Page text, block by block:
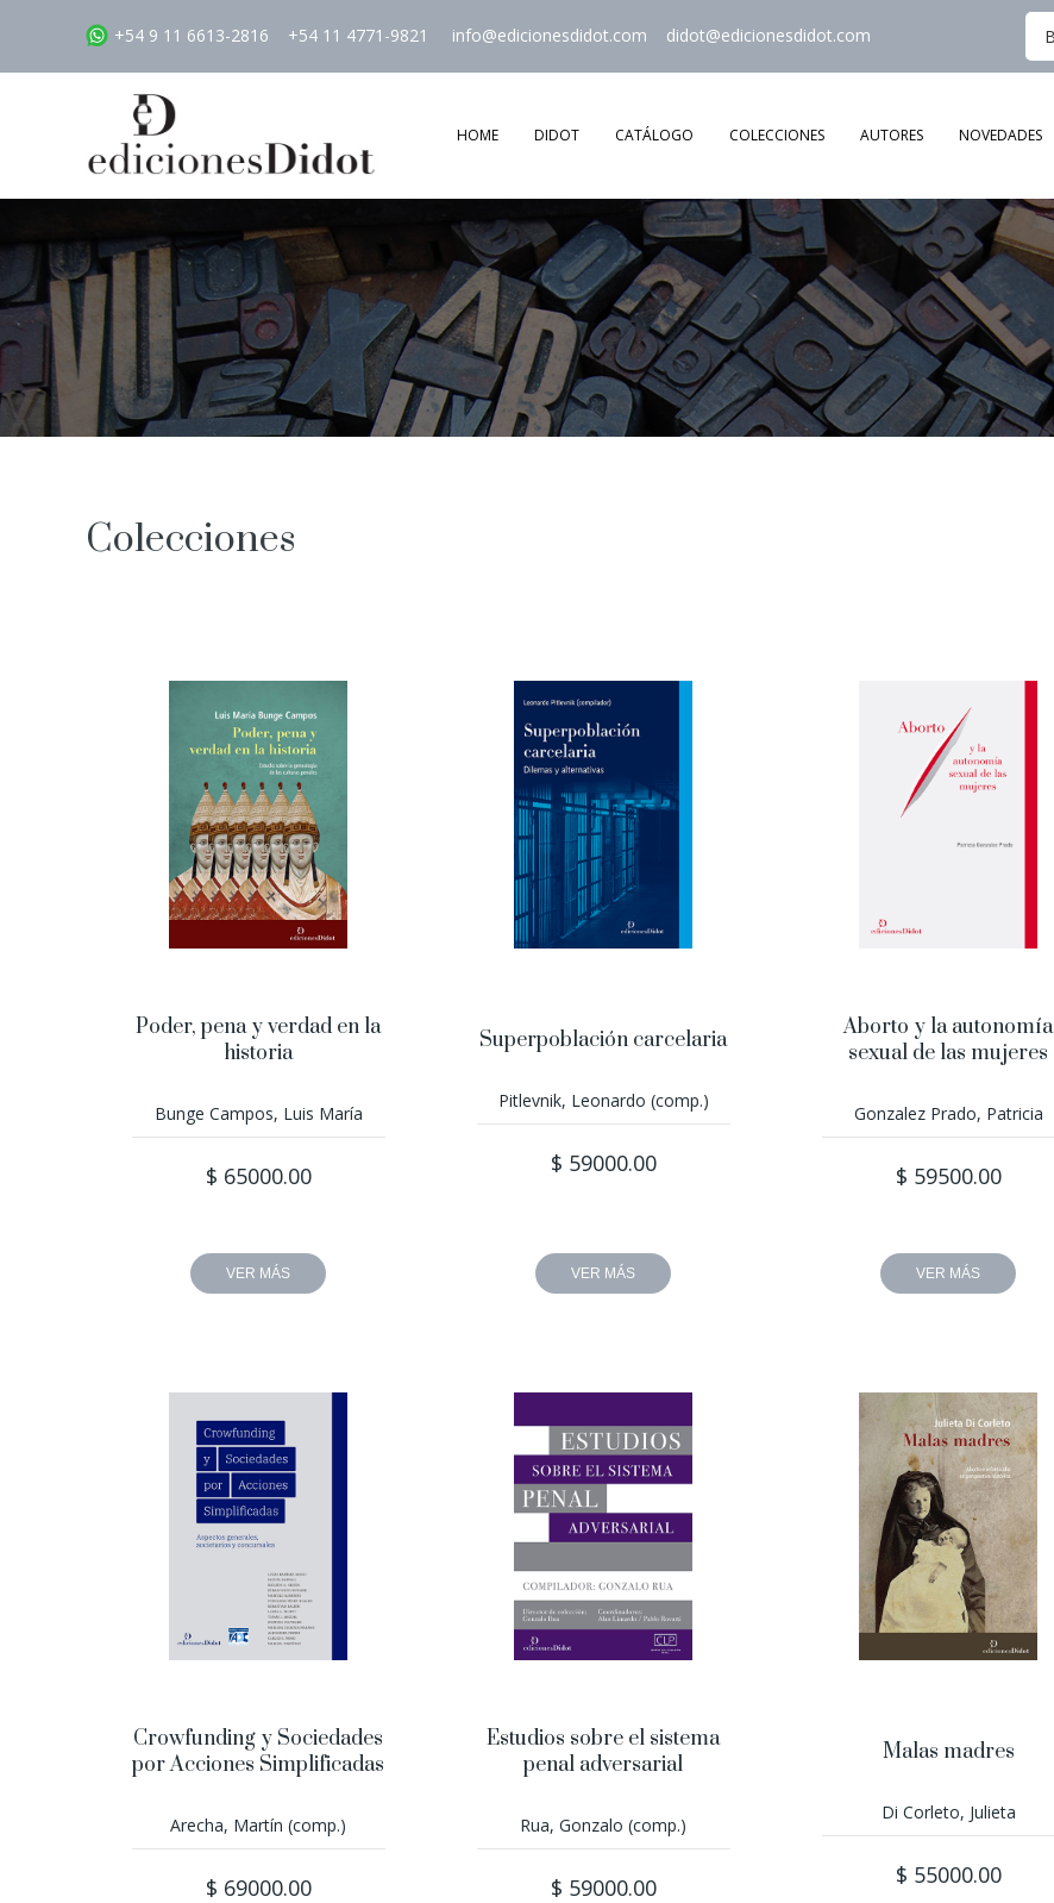
+54 9 11 6613-2816 +54 11 4771-9821 info@edicionesdidot.com didot@edicionesdidot.com
HOME DIDOT CATÁLOGO COLECCIONES AUTORES NOVEDADES
Colecciones
Poder, pena y verdad en la
historia
Bunge Campos, Luis María
$ 65000.00
VER MÁS
Superpoblación carcelaria
Pitlevnik, Leonardo (comp.)
$ 59000.00
VER MÁS
Aborto y la autonomía
sexual de las mujeres
Gonzalez Prado, Patricia
$ 59500.00
VER MÁS
Crowfunding y Sociedades
por Acciones Simplificadas
Arecha, Martín (comp.)
$ 69000.00
Estudios sobre el sistema
penal adversarial
Rua, Gonzalo (comp.)
$ 59000.00
Malas madres
Di Corleto, Julieta
$ 55000.00